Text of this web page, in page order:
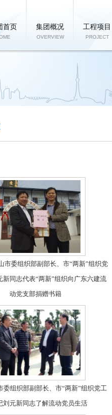
首页 集团概况
OVERVIEW
工程项目
PROJECT
市委组织部副部长、市“两新”组织党
新同志代表“两新”组织向广东六建流
动党支部捐赠书籍
委组织部副部长、市“两新”组织党工
刘元新同志了解流动党员生活